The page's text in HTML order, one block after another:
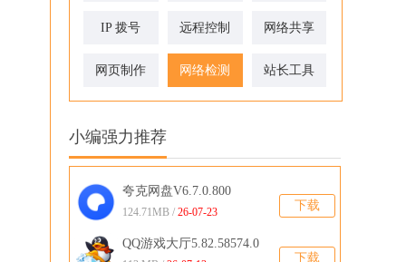
IP 拨号 远程控制 网络共享
网页制作 网络检测 站长工具
小编强力推荐
下载
夸克网盘V6.7.0.800
124.71MB / 26-07-23
下载
QQ游戏大厅5.82.58574.0